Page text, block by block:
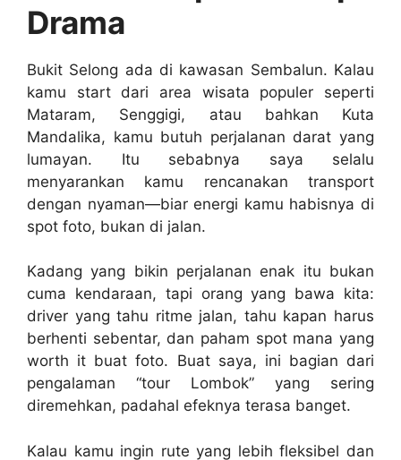
Drama
Bukit Selong ada di kawasan Sembalun. Kalau
kamu start dari area wisata populer seperti
Mataram, Senggigi, atau bahkan Kuta
Mandalika, kamu butuh perjalanan darat yang
lumayan. Itu sebabnya saya selalu
menyarankan kamu rencanakan transport
dengan nyaman—biar energi kamu habisnya di
spot foto, bukan di jalan.
Kadang yang bikin perjalanan enak itu bukan
cuma kendaraan, tapi orang yang bawa kita:
driver yang tahu ritme jalan, tahu kapan harus
berhenti sebentar, dan paham spot mana yang
worth it buat foto. Buat saya, ini bagian dari
pengalaman “tour Lombok” yang sering
diremehkan, padahal efeknya terasa banget.
Kalau kamu ingin rute yang lebih fleksibel dan